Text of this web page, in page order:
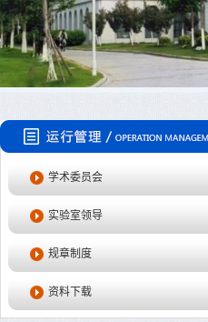
学术委员会
实验室领导
规章制度
资料下载